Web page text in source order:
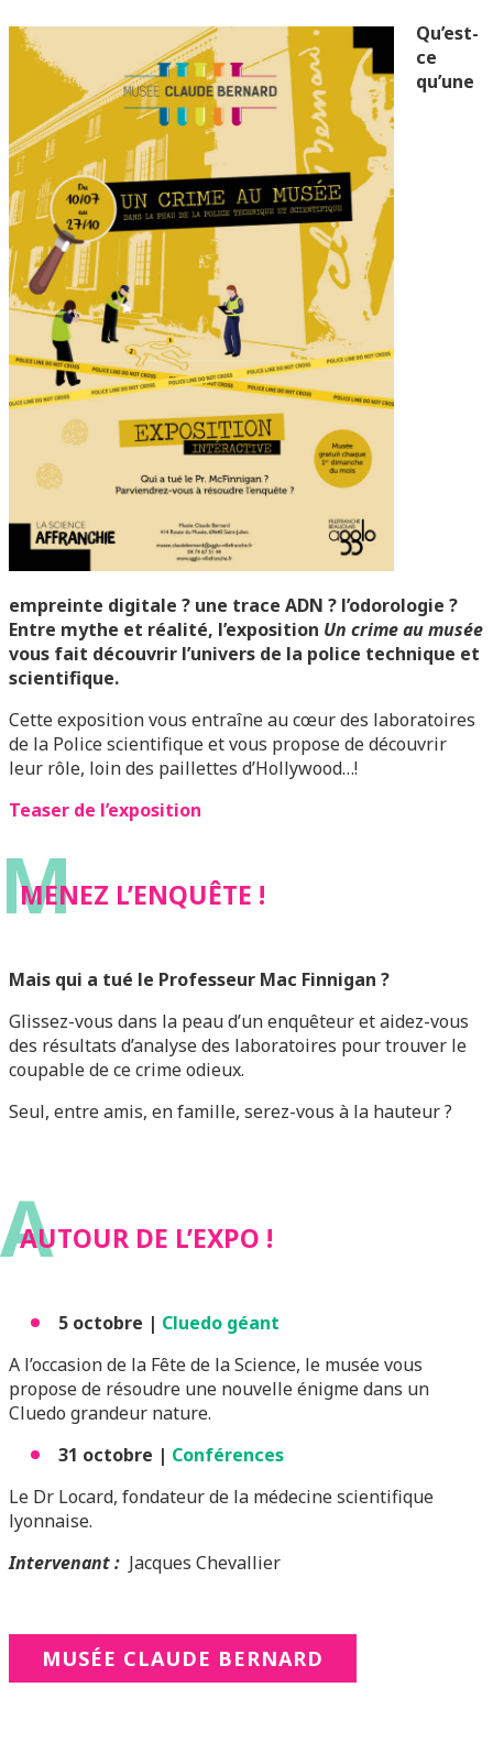
Qu’est-
ce
qu’une
empreinte digitale ? une trace ADN ? l’odorologie ?
Entre mythe et réalité, l’exposition Un crime au musée
vous fait découvrir l’univers de la police technique et
scientifique.
Cette exposition vous entraîne au cœur des laboratoires
de la Police scientifique et vous propose de découvrir
leur rôle, loin des paillettes d’Hollywood…!
Teaser de l’exposition
M
MENEZ L’ENQUÊTE !
Mais qui a tué le Professeur Mac Finnigan ?
Glissez-vous dans la peau d’un enquêteur et aidez-vous
des résultats d’analyse des laboratoires pour trouver le
coupable de ce crime odieux.
Seul, entre amis, en famille, serez-vous à la hauteur ?
A
AUTOUR DE L’EXPO !
5 octobre | Cluedo géant
A l’occasion de la Fête de la Science, le musée vous
propose de résoudre une nouvelle énigme dans un
Cluedo grandeur nature.
31 octobre | Conférences
Le Dr Locard, fondateur de la médecine scientifique
lyonnaise.
Intervenant : Jacques Chevallier
MUSÉE CLAUDE BERNARD